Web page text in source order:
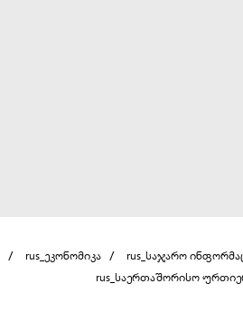
rus_ეკონომიკა rus_საჯარო
rus_საერთაშორისო